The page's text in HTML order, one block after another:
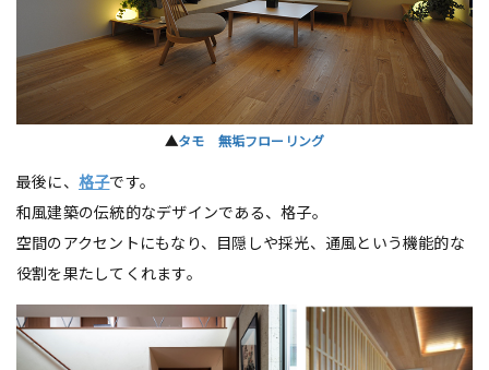
▲タモ 無垢フローリング
最後に、 格子です。
和風建築の伝統的なデザインである、格子。
空間のアクセントにもなり、目隠しや採光、通風という機能的な
役割を果たしてくれます。